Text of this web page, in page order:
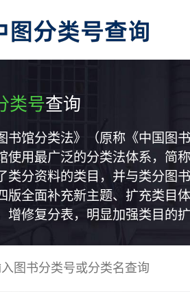
类号查询
书馆分类法》（原称《中国图
使用最广泛的分类法体系，简
类分资料的类目，并与类分图
版全面补充新主题、扩充类目
增修复分表，明显加强类目的